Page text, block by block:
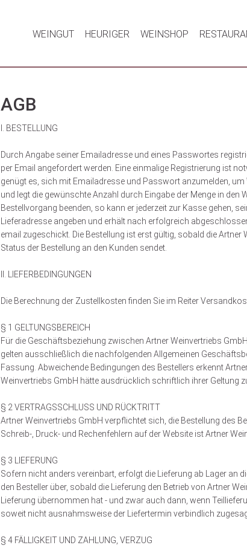
WEINGUT HEURIGER WEINSHOP
AGB
I. BESTELLUNG
Durch Angabe seiner Emailadresse und eines Passwortes
per Email angefordert werden. Eine einmalige Registrierung ist
genügt es, sich mit Emailadresse und Passwort anzumelden,
und legt die gewünschte Anzahl durch Eingabe der Menge in den
Bestellvorgang beenden, so kann er jederzeit zur Kasse gehen,
Lieferadresse angeben und erhält nach erfolgreich
email zugeschickt. Die Bestellung ist erst gültig, sobald die
Status der Bestellung an den Kunden sendet.
II. LIEFERBEDINGUNGEN
Die Berechnung der Zustellkosten finden Sie im Reiter
§ 1 GELTUNGSBEREICH
Für die Geschäftsbeziehung zwischen Artner Weinvertriebs
gelten ausschließlich die nachfolgenden Allgemeinen
Fassung. Abweichende Bedingungen des Bestellers erkennt
Weinvertriebs GmbH hätte ausdrücklich schriftlich ihrer Geltung
§ 2 VERTRAGSSCHLUSS UND RÜCKTRITT
Artner Weinvertriebs GmbH verpflichtet sich, die Bestellung des
Schreib-, Druck- und Rechenfehlern auf der Website ist Artner
§ 3 LIEFERUNG
Sofern nicht anders vereinbart, erfolgt die Lieferung ab Lager an
den Besteller über, sobald die Lieferung den Betrieb von Artner
Lieferung übernommen hat - und zwar auch dann, wenn
soweit nicht ausnahmsweise der Liefertermin verbindlich
§ 4 FÄLLIGKEIT UND ZAHLUNG, VERZUG